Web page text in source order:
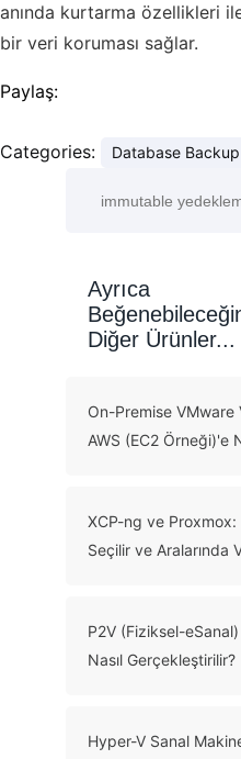
anında kurtarma özellikleri
bir veri koruması sağlar.
Paylaş:
Categories: Database Backup
Ayrıca
Diğer Ürünler...
On-Premise VMware
AWS (EC2 Örneği)'e
XCP-ng ve Proxmox:
Seçilir ve Aralarında
P2V (Fiziksel-eSanal)
Nasıl Gerçekleştirilir?
Hyper-V Sanal